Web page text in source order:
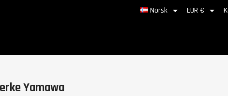
Norsk  EUR € 
Yamawa